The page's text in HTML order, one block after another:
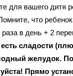
для вашего дитя
что
в день + 2
сладости
желудок.
Прямо